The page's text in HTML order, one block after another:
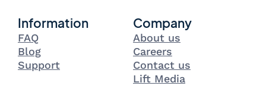
Information
FAQ
Blog
Support
Company
About us
Careers
Contact us
Lift Media